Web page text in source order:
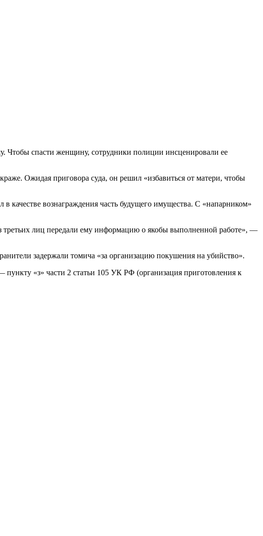
Чтобы спасти женщину, сотрудники полиции инсценировали ее
Ожидая приговора суда, он решил «избавиться от матери, чтобы
качестве вознаграждения часть будущего имущества. С «напарником»
лиц передали ему информацию о якобы выполненной работе», —
задержали томича «за организацию покушения на убийство».
«з» части 2 статьи 105 УК РФ (организация приготовления к